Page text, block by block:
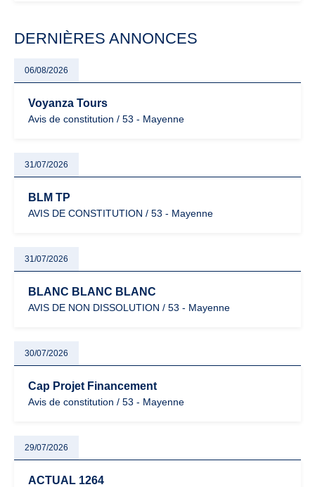
DERNIÈRES ANNONCES
06/08/2026
Voyanza Tours
Avis de constitution / 53 - Mayenne
31/07/2026
BLM TP
AVIS DE CONSTITUTION / 53 - Mayenne
31/07/2026
BLANC BLANC BLANC
AVIS DE NON DISSOLUTION / 53 - Mayenne
30/07/2026
Cap Projet Financement
Avis de constitution / 53 - Mayenne
29/07/2026
ACTUAL 1264